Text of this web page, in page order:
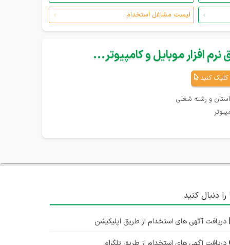
لیست مشاغل استخدام
افزار موبایل و کامپیوتر...
کلیک کنید
و رشته شغلی
را دنبال کنید
دریافت آگهی های استخدام از طریق اپلیکیشن